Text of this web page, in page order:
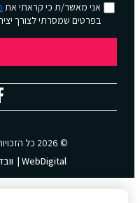
אני מאשר/ת כי קראתי את
בפרטים שמסרתי לצורך
WebDigital | וובדיגיטל – עיצוב ובניית אתרים